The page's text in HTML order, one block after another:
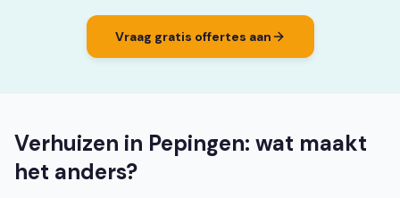
Vraag gratis offertes aan
Verhuizen in Pepingen: wat maakt
het anders?